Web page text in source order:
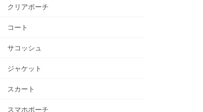
クリアポーチ
コート
サコッシュ
ジャケット
スカート
スマホポーチ